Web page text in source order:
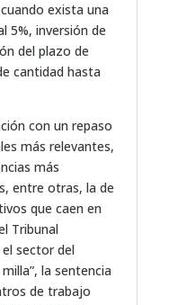
exista una
5%, inversión de
del plazo de
cantidad hasta
con un repaso
más relevantes,
más
entre otras, la de
que caen en
Tribunal
sector del
la sentencia
de trabajo